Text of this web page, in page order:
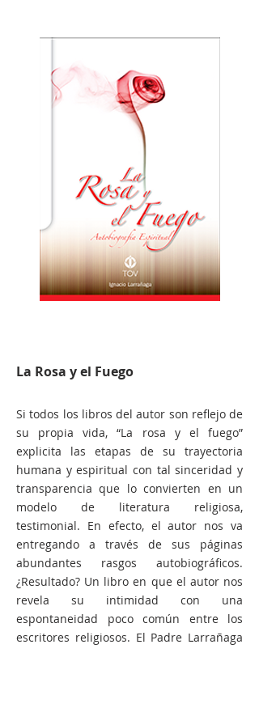
La Rosa y el Fuego
Si todos los libros del autor son reflejo de
su propia vida, “La rosa y el fuego”
explicita las etapas de su trayectoria
humana y espiritual con tal sinceridad y
transparencia que lo convierten en un
modelo de literatura religiosa,
testimonial. En efecto, el autor nos va
entregando a través de sus páginas
abundantes rasgos autobiográficos.
¿Resultado? Un libro en que el autor nos
revela su intimidad con una
espontaneidad poco común entre los
escritores religiosos. El Padre Larrañaga